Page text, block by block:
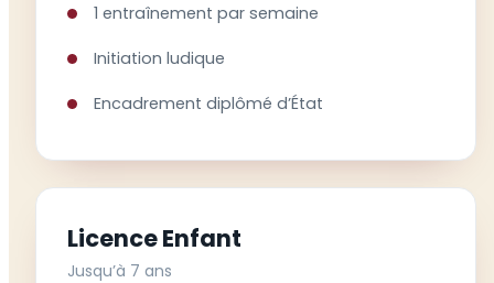
1 entraînement par semaine
Initiation ludique
Encadrement diplômé d’État
Licence Enfant
Jusqu’à 7 ans